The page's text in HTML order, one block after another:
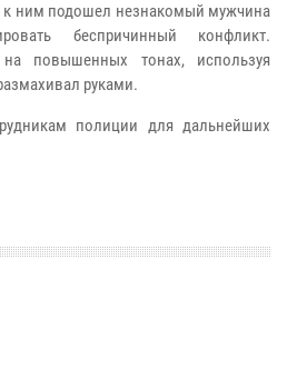
к ним подошел незнакомый мужчина
беспричинный конфликт.
на повышенных тонах, используя
руками.
полиции для дальнейших